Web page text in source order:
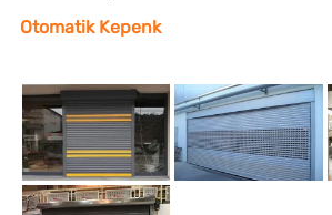
Otomatik Kepenk